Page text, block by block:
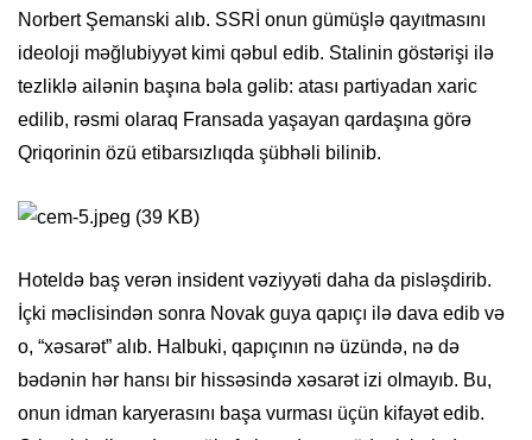
Norbert Şemanski alıb. SSRİ onun gümüşlə qayıtmasını
ideoloji məğlubiyyət kimi qəbul edib. Stalinin göstərişi ilə
tezliklə ailənin başına bəla gəlib: atası partiyadan xaric
edilib, rəsmi olaraq Fransada yaşayan qardaşına görə
Qriqorinin özü etibarsızlıqda şübhəli bilinib.
Hoteldə baş verən insident vəziyyəti daha da pisləşdirib.
İçki məclisindən sonra Novak guya qapıçı ilə dava edib və
o, “xəsarət” alıb. Halbuki, qapıçının nə üzündə, nə də
bədənin hər hansı bir hissəsində xəsarət izi olmayıb. Bu,
onun idman karyerasını başa vurması üçün kifayət edib.